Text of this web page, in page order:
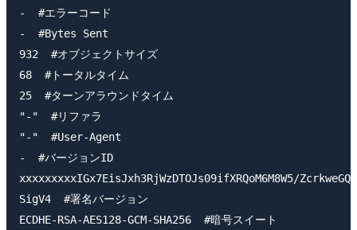
-  #エラーコード
-  #Bytes Sent
932  #オブジェクトサイズ
68  #トータルタイム
25  #ターンアラウンドタイム
"-"  #リファラ
"-"  #User-Agent
-  #バージョンID
xxxxxxxxxIGx7EisJxh3RjWzDTOJs09ifXRQoM6M8W5/
SigV4  #署名バージョン
ECDHE-RSA-AES128-GCM-SHA256  #暗号スイート